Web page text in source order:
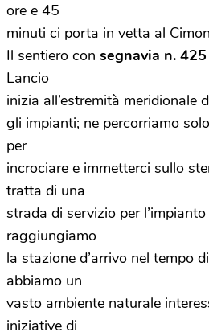
ore e 45
minuti ci porta in vetta al
Il sentiero con segnavia n. 425
Lancio
inizia all’estremità meridionale
gli impianti; ne percorriamo
per
incrociare e immetterci sullo
tratta di una
strada di servizio per
raggiungiamo
la stazione d’arrivo nel tempo
abbiamo un
vasto ambiente naturale
iniziative di